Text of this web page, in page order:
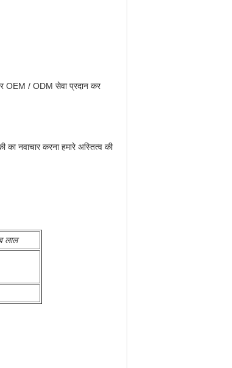
OEM / ODM सेवा प्रदान कर
का नवाचार करना हमारे अस्तित्व की
लाल